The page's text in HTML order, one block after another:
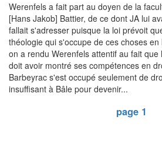
Werenfels a fait part au doyen de la
[Hans Jakob] Battier, de ce dont JA lui
fallait s'adresser puisque la loi prévoit
théologie qui s'occupe de ces choses
on a rendu Werenfels attentif au fait
doit avoir montré ses compétences en
Barbeyrac s'est occupé seulement de
insuffisant à Bâle pour devenir...
page 1